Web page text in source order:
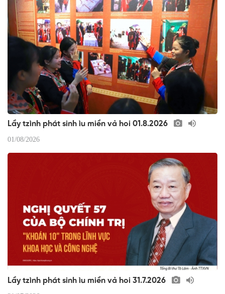
Lầy tzình phát sinh ìu miền vả hoi 01.8.2026
01/08/2026
Lầy tzình phát sinh ìu miền vả hoi 31.7.2026